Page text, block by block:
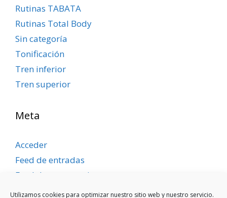
Utilizamos cookies para optimizar nuestro sitio web y nuestro servicio.
Rutinas TABATA
Rutinas Total Body
Sin categoría
Tonificación
Tren inferior
Tren superior
Meta
Acceder
Feed de entradas
Feed de comentarios
WordPress.org